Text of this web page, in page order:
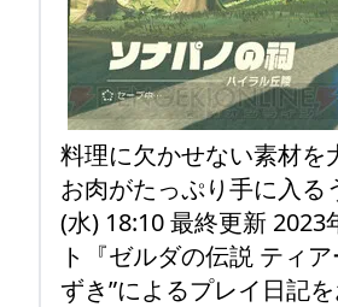
料理に欠かせない素材を
お肉がたっぷり手に入る
(水) 18:10 最終更新
ト『ゼルダの伝説 ティ
ずき”によるプレイ日記を